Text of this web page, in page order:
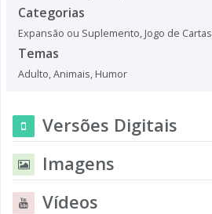
Categorias
Expansão ou Suplemento, Jogo de Cartas
Temas
Adulto,Animais, Humor
Versões Digitais
Imagens
Vídeos